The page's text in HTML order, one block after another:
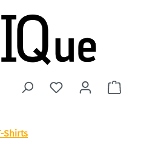
Du hast 0
Shirts